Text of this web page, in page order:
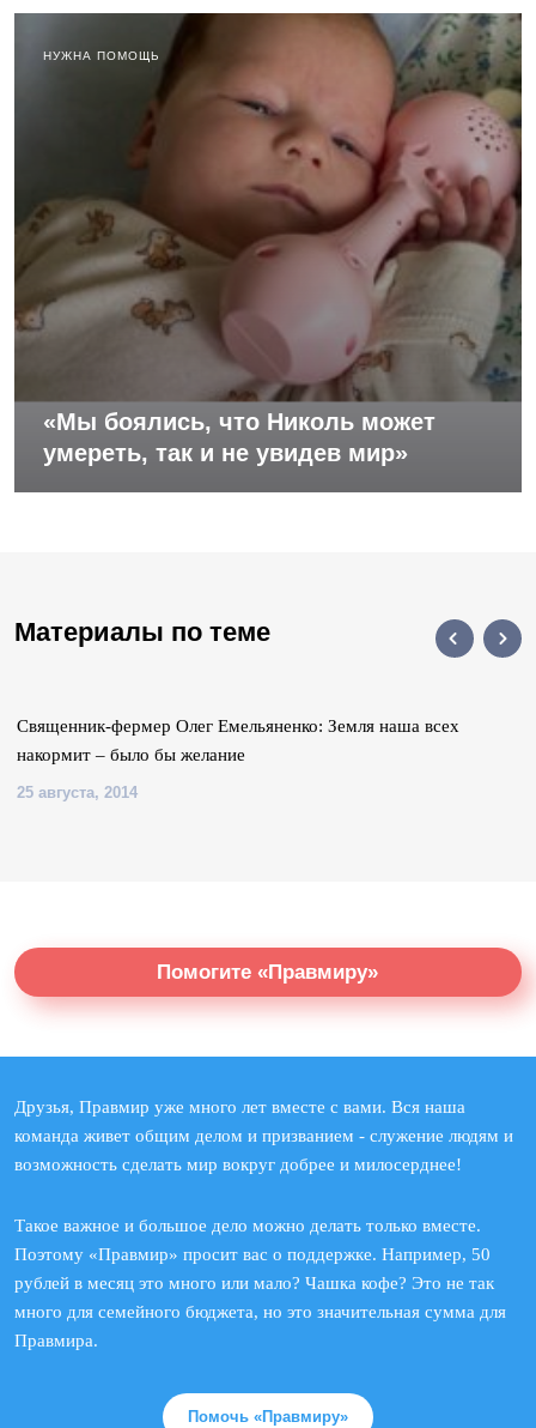
НУЖНА ПОМОЩЬ
«Мы боялись, что Николь может
умереть, так и не увидев мир»
Материалы по теме
Священник-фермер Олег Емельяненко: Земля наша всех
накормит – было бы желание
25 августа, 2014
Помогите «Правмиру»
Друзья, Правмир уже много лет вместе с вами. Вся наша
команда живет общим делом и призванием - служение людям и
возможность сделать мир вокруг добрее и милосерднее!
Такое важное и большое дело можно делать только вместе.
Поэтому «Правмир» просит вас о поддержке. Например, 50
рублей в месяц это много или мало? Чашка кофе? Это не так
много для семейного бюджета, но это значительная сумма для
Правмира.
Помочь «Правмиру»